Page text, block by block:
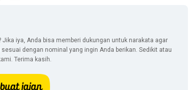
iya, Anda bisa memberi dukungan untuk narakata agar
dengan nominal yang ingin Anda berikan. Sedikit atau
Terima kasih.